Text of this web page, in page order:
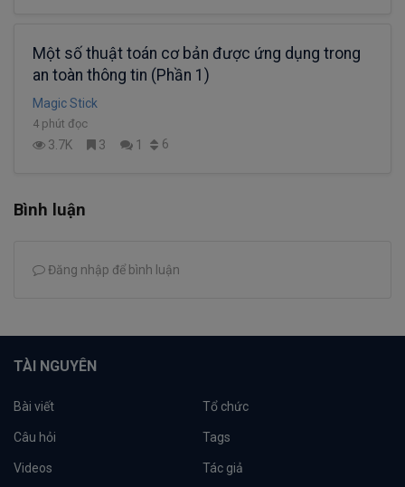
Một số thuật toán cơ bản được ứng dụng trong
an toàn thông tin (Phần 1)
Magic Stick
4 phút đọc
3.7K 3 1 6
Bình luận
Đăng nhập để bình luận
TÀI NGUYÊN
Bài viết Tổ chức
Câu hỏi Tags
Videos Tác giả